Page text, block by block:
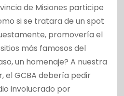
de Misiones participe
si se tratara de un spot
promovería el
más famosos del
un homenaje? A nuestra
el GCBA debería pedir
involucrado por